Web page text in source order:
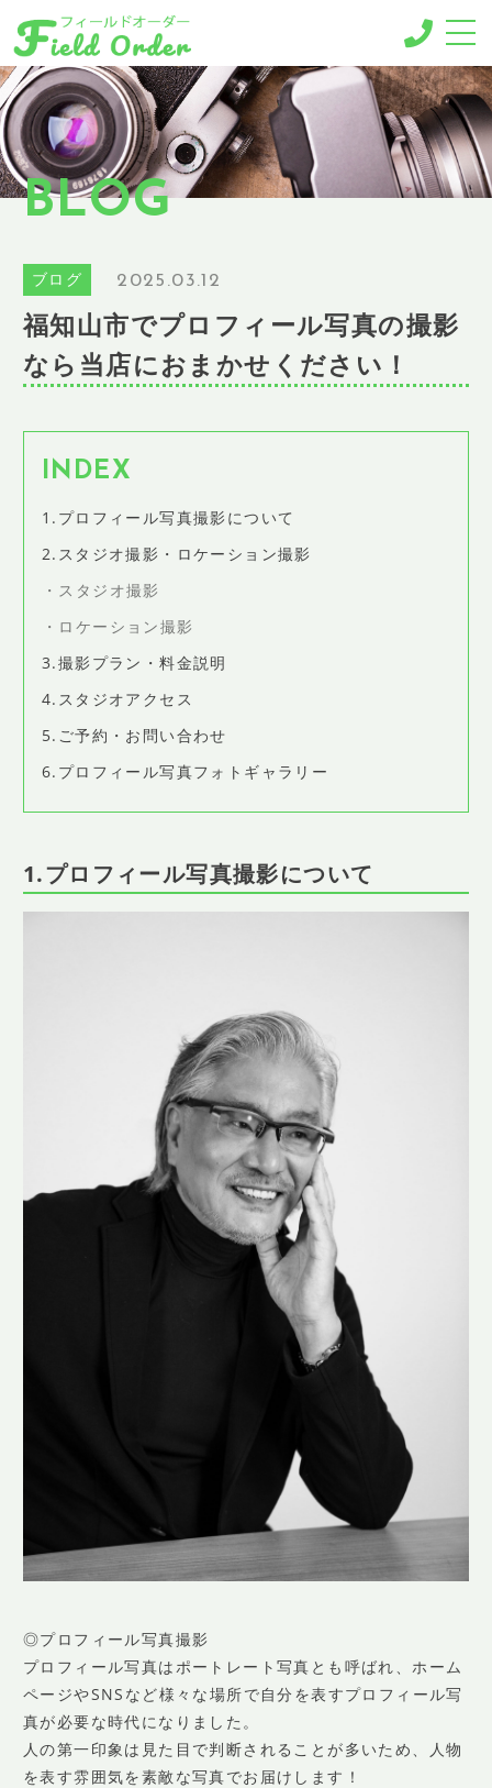
-MENU-
撮影メニュー
-BUSINESS MENU-
法人様向けメニュー
GALLERY
ギャラリー
NEWS
ニュース
ブログ
店舗情報
コンセプト
CONTACT
お問い合わせ
アクセス
提携カメラマン・求人情報
BLOG
ブログ 2025.03.12
福知山市でプロフィール写真の撮影
なら当店におまかせください！
INDEX
1.プロフィール写真撮影について
2.スタジオ撮影・ロケーション撮影
スタジオ撮影
ロケーション撮影
3.撮影プラン・料金説明
4.スタジオアクセス
5.ご予約・お問い合わせ
6.プロフィール写真フォトギャラリー
1.プロフィール写真撮影について
◎プロフィール写真撮影
プロフィール写真はポートレート写真とも呼ばれ、ホーム
ページやSNSなど様々な場所で自分を表すプロフィール写
真が必要な時代になりました。
人の第一印象は見た目で判断されることが多いため、人物
を表す雰囲気を素敵な写真でお届けします！